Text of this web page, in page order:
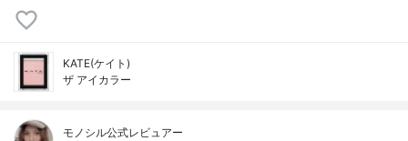
KATE(ケイト)
ザ アイカラー
モノシル公式レビュアー